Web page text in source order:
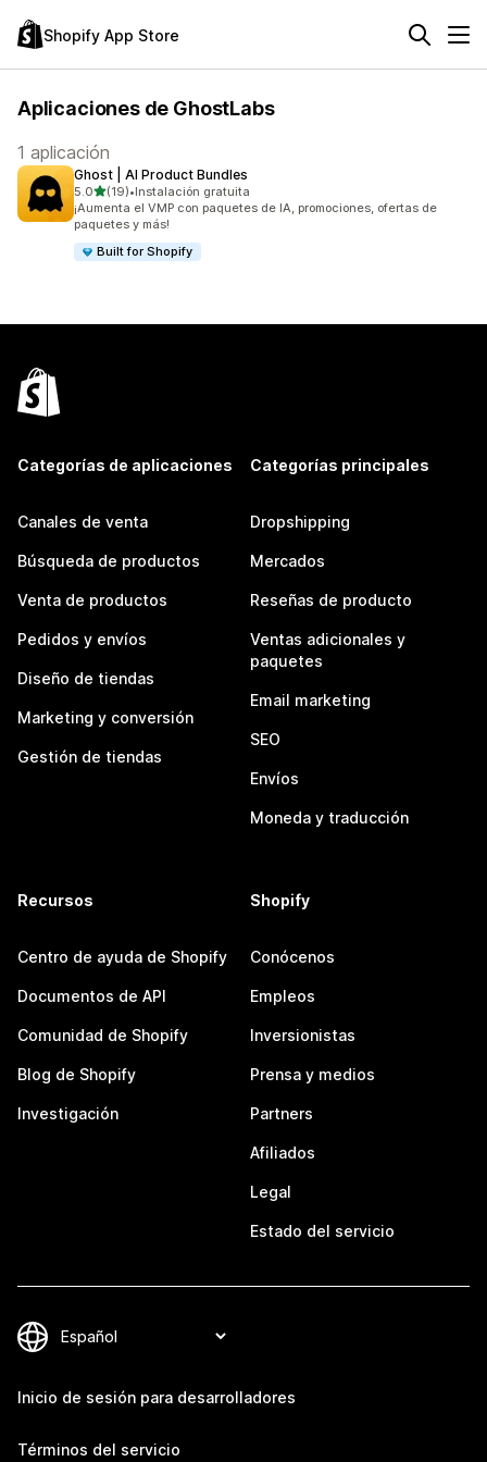
Shopify App Store
Aplicaciones de GhostLabs
1 aplicación
Ghost | AI Product Bundles
5.0de 5 estrellas
(19)
19 reseñas en total
•Instalación gratuita
¡Aumenta el VMP con paquetes de IA, promociones, ofertas de
paquetes y más!
Built for Shopify
Categorías de aplicaciones
Canales de venta
Búsqueda de productos
Venta de productos
Pedidos y envíos
Diseño de tiendas
Marketing y conversión
Gestión de tiendas
Categorías principales
Dropshipping
Mercados
Reseñas de producto
Ventas adicionales y
paquetes
Email marketing
SEO
Envíos
Moneda y traducción
Recursos
Centro de ayuda de Shopify
Documentos de API
Comunidad de Shopify
Blog de Shopify
Investigación
Shopify
Conócenos
Empleos
Inversionistas
Prensa y medios
Partners
Afiliados
Legal
Estado del servicio
Inicio de sesión para desarrolladores
Términos del servicio